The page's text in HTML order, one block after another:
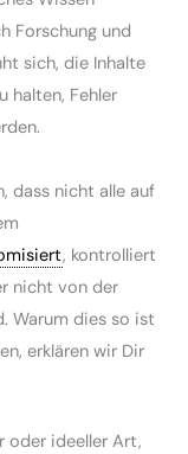
Forschung und
sich, die Inhalte
halten, Fehler
dass nicht alle auf
, kontrolliert
nicht von der
Warum dies so ist
erklären wir Dir
oder ideeller Art,